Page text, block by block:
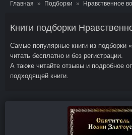
Главная Подборки Нравственное
Книги подборки
Самые популярные книги из подборки
читать бесплатно и без регистрации.
А также читайте отзывы и подробное
подходящей книги.